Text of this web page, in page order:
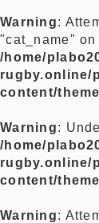
お問い合
Warning:
"cat_name"
/home/
rugby.online/
content/
Warning:
/home/
rugby.online/
content/
Warning: